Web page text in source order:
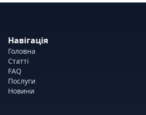
Навігація
Головна
Статті
FAQ
Послуги
Новини